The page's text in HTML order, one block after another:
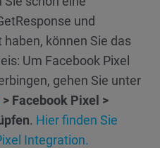
und
können Sie das
Um Facebook Pixel
gehen Sie unter
> Facebook Pixel >
. Hier finden Sie
Integration.